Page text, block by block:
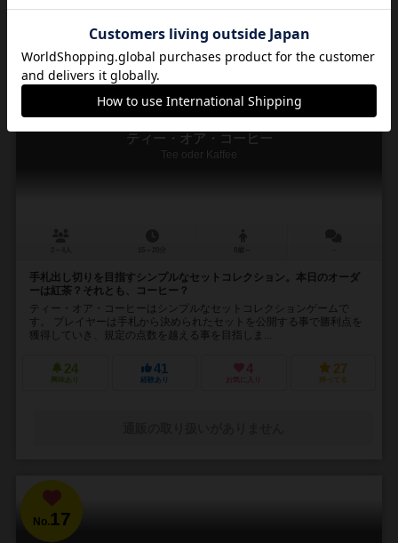
ティー・オア・コーヒー
Tee oder Kaffee
手札出し切りを目指すシンプルなセットコレクション。本日のオーダ
ーは紅茶？それとも、コーヒー？
ティー・オア・コーヒーはシンプルなセットコレクションゲームで
す。 プレイヤーは手札から決められたセットを公開する事で勝利点を
獲得していき、規定の点数を越える事を目指しま...
24
興味あり
41
経験あり
4
お気に入り
27
持ってる
No.17